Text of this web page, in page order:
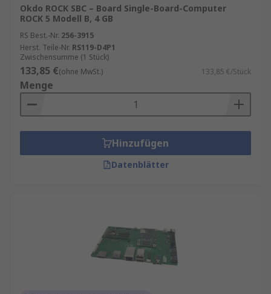
Okdo ROCK SBC – Board Single-Board-Computer
ROCK 5 Modell B, 4 GB
RS Best.-Nr. 256-3915
Herst. Teile-Nr. RS119-D4P1
Zwischensumme (1 Stück)
133,85 €(ohne MwSt.) 133,85 €/Stück
Menge
Hinzufügen
Datenblätter